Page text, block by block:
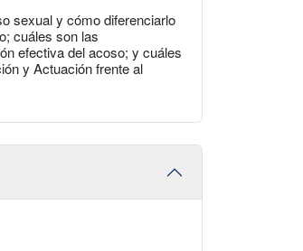
sexual y cómo diferenciarlo
cuáles son las
efectiva del acoso; y cuáles
y Actuación frente al